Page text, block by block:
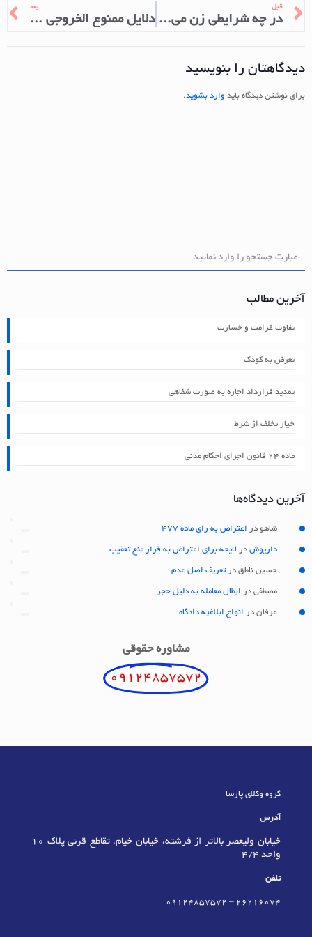
قبل
در چه شرایطی زن می تواند طلاق بگیرد؟
بعد
دلایل ممنوع الخروجی کیفری
دیدگاهتان را بنویسید
برای نوشتن دیدگاه باید وارد بشوید.
آخرین مطالب
تفاوت غرامت و خسارت
تعرض به کودک
تمدید قرارداد اجاره به صورت شفاهی
خیار تخلف از شرط
ماده ۲۴ قانون اجرای احکام مدنی
آخرین دیدگاه‌ها
شاهو در اعتراض به رای ماده 477
داریوش در لایحه برای اعتراض به قرار منع تعقیب
حسین ناطق درتعریف اصل عدم
مصطفی در ابطال معامله به دلیل حجر
عرفان در انواع ابلاغیه دادگاه
مشاوره حقوقی
09124857572
گروه وکلای پارسا
آدرس
خیابان ولیعصر بالاتر از فرشته، خیابان خیام، تقاطع قرنی پلاک 10
واحد 4/4
تلفن
٢٦٢١٦٠٧٤ –
09124857572